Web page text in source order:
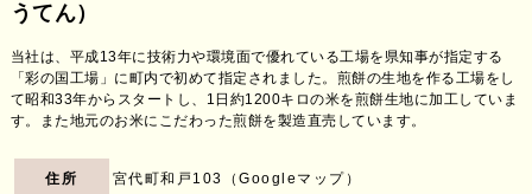
うてん）
当社は、平成13年に技術力や環境面で優れている工場を県知事が指定する
「彩の国工場」に町内で初めて指定されました。煎餅の生地を作る工場をし
て昭和33年からスタートし、1日約1200キロの米を煎餅生地に加工していま
す。また地元のお米にこだわった煎餅を製造直売しています。
住所 宮代町和戸103（Googleマップ ）